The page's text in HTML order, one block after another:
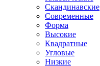
Скандинавские
Современные
Форма
Высокие
Квадратные
Угловые
Низкие